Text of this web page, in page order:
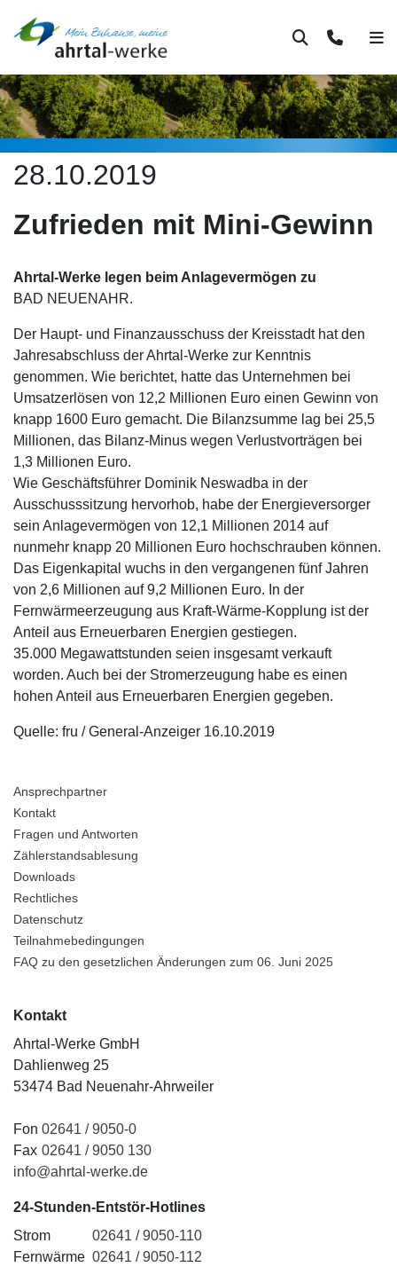
SucheKontakt
28.10.2019
Zufrieden mit Mini-Gewinn
Ahrtal-Werke legen beim Anlagevermögen zu
BAD NEUENAHR.
Der Haupt- und Finanzausschuss der Kreisstadt hat den
Jahresabschluss der Ahrtal-Werke zur Kenntnis
genommen. Wie berichtet, hatte das Unternehmen bei
Umsatzerlösen von 12,2 Millionen Euro einen Gewinn von
knapp 1600 Euro gemacht. Die Bilanzsumme lag bei 25,5
Millionen, das Bilanz-Minus wegen Verlustvorträgen bei
1,3 Millionen Euro.
Wie Geschäftsführer Dominik Neswadba in der
Ausschusssitzung hervorhob, habe der Energieversorger
sein Anlagevermögen von 12,1 Millionen 2014 auf
nunmehr knapp 20 Millionen Euro hochschrauben können.
Das Eigenkapital wuchs in den vergangenen fünf Jahren
von 2,6 Millionen auf 9,2 Millionen Euro. In der
Fernwärmeerzeugung aus Kraft-Wärme-Kopplung ist der
Anteil aus Erneuerbaren Energien gestiegen.
35.000 Megawattstunden seien insgesamt verkauft
worden. Auch bei der Stromerzeugung habe es einen
hohen Anteil aus Erneuerbaren Energien gegeben.
Quelle: fru / General-Anzeiger 16.10.2019
Ansprechpartner
Kontakt
Fragen und Antworten
Zählerstandsablesung
Downloads
Rechtliches
Datenschutz
Teilnahmebedingungen
FAQ zu den gesetzlichen Änderungen zum 06. Juni 2025
Kontakt
Ahrtal-Werke GmbH
Dahlienweg 25
53474 Bad Neuenahr-Ahrweiler
Fon 02641 / 9050-0
Fax 02641 / 9050 130
info@ahrtal-werke.de
24-Stunden-Entstör-Hotlines
Strom
02641 / 9050-110
Fernwärme 02641 / 9050-112